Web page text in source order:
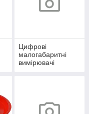
Цифрові
малогабаритні
вимірювачі